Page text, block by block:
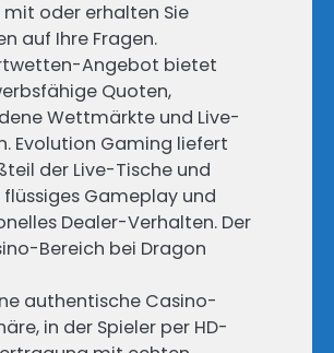
mit oder erhalten Sie
auf Ihre Fragen.
Angebot bietet
Quoten,
Wettmärkte und Live-
Evolution Gaming liefert
der Live-Tische und
Gameplay und
Dealer-Verhalten. Der
Bereich bei Dragon
authentische Casino-
in der Spieler per HD-